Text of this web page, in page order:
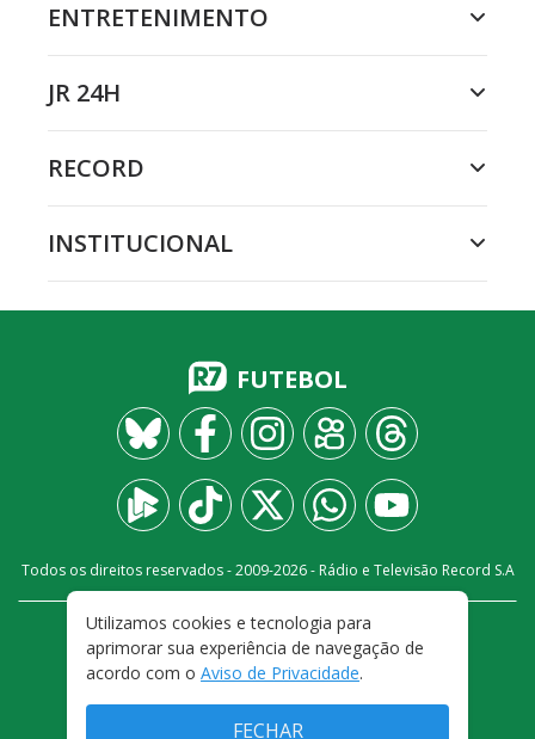
ENTRETENIMENTO
JR 24H
RECORD
INSTITUCIONAL
FUTEBOL
Todos os direitos reservados - 2009-2026- Rádio e Televisão Record S.A
FALE CONOSCO
PRIVACIDADE
TERMOS E CONDIÇÕES DE USO
Utilizamos cookies e tecnologia para
aprimorar sua experiência de navegação de
acordo com o Aviso de Privacidade.
FECHAR